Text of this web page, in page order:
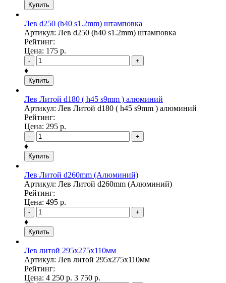
Купить
Лев d250 (h40 s1.2mm) штамповка
Артикул: Лев d250 (h40 s1.2mm) штамповка
Рейтинг:
Цена: 175 р.
- +
♦
Купить
Лев Литой d180 ( h45 s9mm ) алюминий
Артикул: Лев Литой d180 ( h45 s9mm ) алюминий
Рейтинг:
Цена: 295 р.
- +
♦
Купить
Лев Литой d260mm (Алюминий)
Артикул: Лев Литой d260mm (Алюминий)
Рейтинг:
Цена: 495 р.
- +
♦
Купить
Лев литой 295х275х110мм
Артикул: Лев литой 295х275х110мм
Рейтинг:
Цена: 4 250 р. 3 750 р.